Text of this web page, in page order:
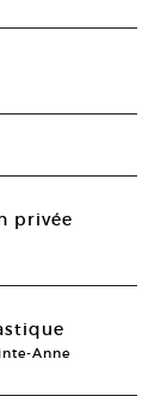
privée
Anne